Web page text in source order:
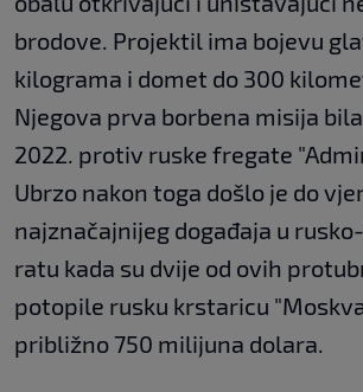
brodove. Projektil ima bojevu
kilograma i domet do 300
Njegova prva borbena misija
2022. protiv ruske fregate
Ubrzo nakon toga došlo je do
najznačajnijeg događaja u
ratu kada su dvije od ovih
potopile rusku krstaricu
približno 750 milijuna dolara.